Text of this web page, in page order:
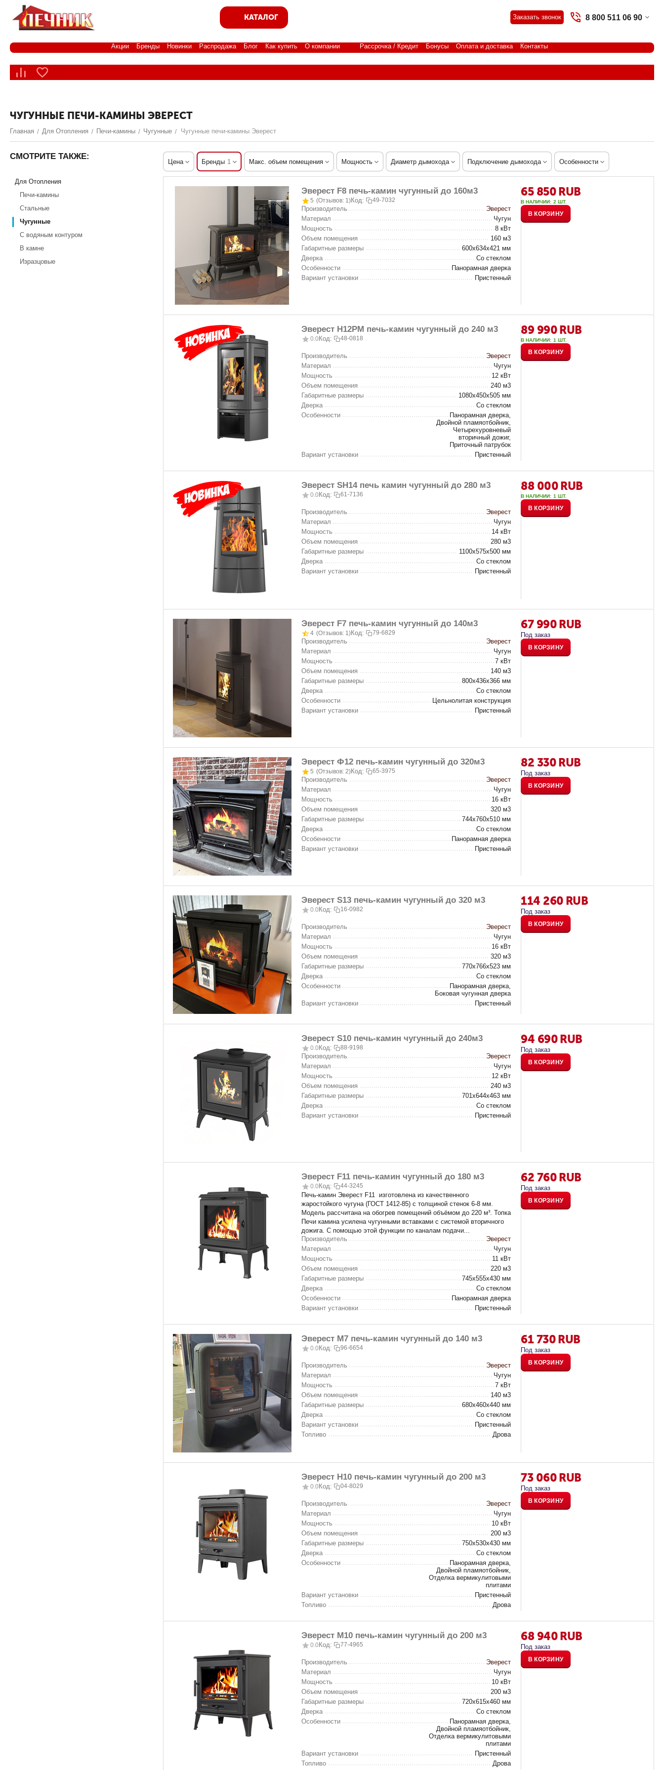
КАТАЛОГ Заказать звонок 8 800 511 06 90
Акции Бренды Новинки Распродажа Блог Как купить О компании Рассрочка / Кредит Бонусы Оплата и доставка Контакты
ЧУГУННЫЕ ПЕЧИ-КАМИНЫ ЭВЕРЕСТ
Главная / Для Отопления / Печи-камины / Чугунные / Чугунные печи-камины Эверест
Цена Бренды 1 Макс. объем помещения Мощность Диаметр дымохода Подключение дымохода Особенности
Эверест F8 печь-камин чугунный до 160м3
5 (Отзывов: 1)Код: 49-7032
Производитель
Эверест
Материал
Чугун
Мощность
8 кВт
Объем помещения
160 м3
Габаритные размеры
600х634х421 мм
Дверка
Со стеклом
Особенности
Панорамная дверка
Вариант установки
Пристенный
65 850RUB
В НАЛИЧИИ: 2 ШТ.
В КОРЗИНУ
Эверест Н12PM печь-камин чугунный до 240 м3
0.0 Код: 48-0818
Производитель
Эверест
Материал
Чугун
Мощность
12 кВт
Объем помещения
240 м3
Габаритные размеры
1080х450х505 мм
Дверка
Со стеклом
Особенности
Панорамная дверка,
Двойной пламяотбойник,
Четырехуровневый
вторичный дожиг,
Приточный патрубок
Вариант установки
Пристенный
89 990RUB
В НАЛИЧИИ: 1 ШТ.
В КОРЗИНУ
Эверест SH14 печь камин чугунный до 280 м3
0.0 Код: 61-7136
Производитель
Эверест
Материал
Чугун
Мощность
14 кВт
Объем помещения
280 м3
Габаритные размеры
1100х575х500 мм
Дверка
Со стеклом
Вариант установки
Пристенный
88 000RUB
В НАЛИЧИИ: 1 ШТ.
В КОРЗИНУ
Эверест F7 печь-камин чугунный до 140м3
4 (Отзывов: 1)Код: 79-6829
Производитель
Эверест
Материал
Чугун
Мощность
7 кВт
Объем помещения
140 м3
Габаритные размеры
800х436х366 мм
Дверка
Со стеклом
Особенности
Цельнолитая конструкция
Вариант установки
Пристенный
67 990RUB
Под заказ
В КОРЗИНУ
Эверест Ф12 печь-камин чугунный до 320м3
5 (Отзывов: 2)Код: 65-3975
Производитель
Эверест
Материал
Чугун
Мощность
16 кВт
Объем помещения
320 м3
Габаритные размеры
744х760х510 мм
Дверка
Со стеклом
Особенности
Панорамная дверка
Вариант установки
Пристенный
82 330RUB
Под заказ
В КОРЗИНУ
Эверест S13 печь-камин чугунный до 320 м3
0.0 Код: 16-0982
Производитель
Эверест
Материал
Чугун
Мощность
16 кВт
Объем помещения
320 м3
Габаритные размеры
770х766х523 мм
Дверка
Со стеклом
Особенности
Панорамная дверка,
Боковая чугунная дверка
Вариант установки
Пристенный
114 260 RUB
Под заказ
В КОРЗИНУ
Эверест S10 печь-камин чугунный до 240м3
0.0 Код: 88-9198
Производитель
Эверест
Материал
Чугун
Мощность
12 кВт
Объем помещения
240 м3
Габаритные размеры
701х644х463 мм
Дверка
Со стеклом
Вариант установки
Пристенный
94 690RUB
Под заказ
В КОРЗИНУ
Эверест F11 печь-камин чугунный до 180 м3
0.0 Код: 44-3245
Печь-камин Эверест F11 изготовлена из качественного
жаростойкого чугуна (ГОСТ 1412-85) с толщиной стенок 6-8 мм.
Модель рассчитана на обогрев помещений объёмом до 220 м³. Топка
Печи камина усилена чугунными вставками с системой вторичного
дожига. С помощью этой функции по каналам подачи...
Производитель
Эверест
Материал
Чугун
Мощность
11 кВт
Объем помещения
220 м3
Габаритные размеры
745х555х430 мм
Дверка
Со стеклом
Особенности
Панорамная дверка
Вариант установки
Пристенный
62 760RUB
Под заказ
В КОРЗИНУ
Эверест М7 печь-камин чугунный до 140 м3
0.0 Код: 96-6654
Производитель
Эверест
Материал
Чугун
Мощность
7 кВт
Объем помещения
140 м3
Габаритные размеры
680х460х440 мм
Дверка
Со стеклом
Вариант установки
Пристенный
Топливо
Дрова
61 730RUB
Под заказ
В КОРЗИНУ
Эверест H10 печь-камин чугунный до 200 м3
0.0 Код: 04-8029
Производитель
Эверест
Материал
Чугун
Мощность
10 кВт
Объем помещения
200 м3
Габаритные размеры
750х530х430 мм
Дверка
Со стеклом
Особенности
Панорамная дверка,
Двойной пламяотбойник,
Отделка вермикулитовыми
плитами
Вариант установки
Пристенный
Топливо
Дрова
73 060RUB
Под заказ
В КОРЗИНУ
Эверест M10 печь-камин чугунный до 200 м3
0.0 Код: 77-4965
Производитель
Эверест
Материал
Чугун
Мощность
10 кВт
Объем помещения
200 м3
Габаритные размеры
720х615х460 мм
Дверка
Со стеклом
Особенности
Панорамная дверка,
Двойной пламяотбойник,
Отделка вермикулитовыми
плитами
Вариант установки
Пристенный
Топливо
Дрова
68 940RUB
Под заказ
В КОРЗИНУ
СМОТРИТЕ ТАКЖЕ:
Для Отопления
Печи-камины
Стальные
Чугунные
С водяным контуром
В камне
Изразцовые